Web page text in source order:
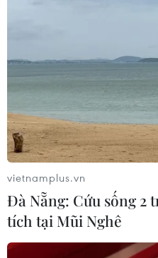
vietnamplus.vn
Đà Nẵng: Cứu sống 2
tích tại Mũi Nghê